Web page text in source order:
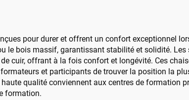
pour durer et offrent un confort exceptionnel
le bois massif, garantissant stabilité et solidité. Les
cuir, offrant à la fois confort et longévité. Ces
et participants de trouver la position la
qualité conviennent aux centres de formation
formation.